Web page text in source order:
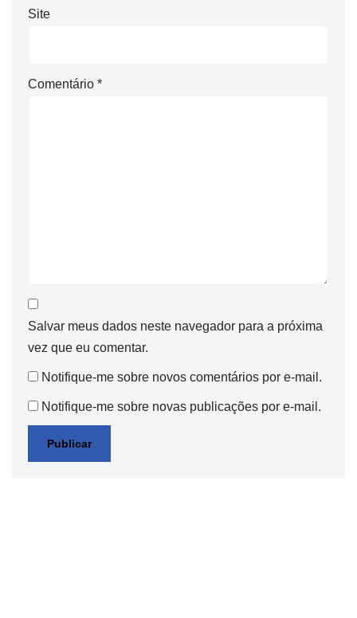
Site
Comentário *
Salvar meus dados neste navegador para a próxima
vez que eu comentar.
Notifique-me sobre novos comentários por e-mail.
Notifique-me sobre novas publicações por e-mail.